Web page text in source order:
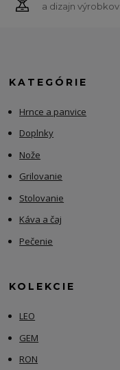
a dizajn výrobkov
KATEGÓRIE
Hrnce a panvice
Doplnky
Nože
Grilovanie
Stolovanie
Káva a čaj
Pečenie
KOLEKCIE
LEO
GEM
RON